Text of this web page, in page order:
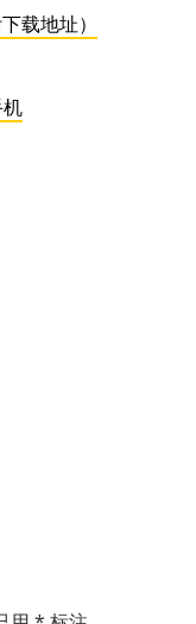
载地址）